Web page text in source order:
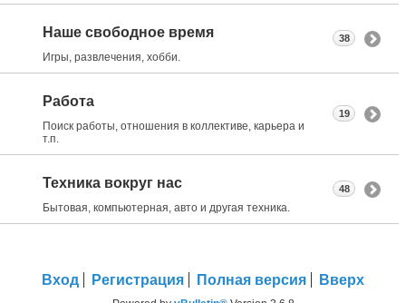
Наше свободное время
Игры, развлечения, хобби.
38
Работа
Поиск работы, отношения в коллективе, карьера и
т.п.
19
Техника вокруг нас
Бытовая, компьютерная, авто и другая техника.
48
Вход Регистрация Полная версия Вверх